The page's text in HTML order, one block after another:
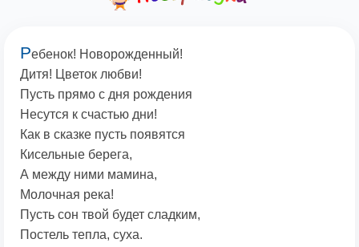
Ребенок! Новорожденный!
Дитя! Цветок любви!
Пусть прямо с дня рождения
Несутся к счастью дни!
Как в сказке пусть появятся
Кисельные берега,
А между ними мамина,
Молочная река!
Пусть сон твой будет сладким,
Постель тепла, суха.